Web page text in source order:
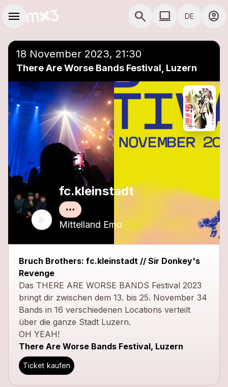
menu search COMPUTER
computer DE account_circle
close
18 November 2023, 21:30
There Are Worse Bands Festival, Luzern
fc.kleinstadt
Mittelland Emo
Bruch Brothers: fc.kleinstadt // Sir Donkey's
Revenge
Das THERE ARE WORSE BANDS Festival 2023
bringt dir zwischen dem 13. bis 25. November 34
Bands in 16 verschiedenen Locations verteilt
über die ganze Stadt Luzern.
OH YEAH!
There Are Worse Bands Festival, Luzern
Ticket kaufen
Einer Playlist hinzufügen close